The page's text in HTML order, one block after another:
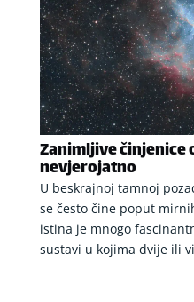
Zanimljive činjenice
nevjerojatno
U beskrajnoj tamnoj
se često čine poput
istina je mnogo
sustavi u kojima dvije ili